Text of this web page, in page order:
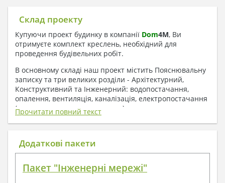
Склад проекту
Купуючи проект будинку в компанії Dom4M, Ви
отримуєте комплект креслень, необхідний для
проведення будівельних робіт.
В основному складі наш проект містить Пояснювальну
записку та три великих розділи - Архітектурний,
Конструктивний та Інженерний: водопостачання,
опалення, вентиляція, каналізація, електропостачання
( купується за додаткову плату ).
1. До складу Архітектурного розділу
входять:
План покрівлі
Прочитати повний текст
Додаткові пакети
Пакет "Інженерні мережі"